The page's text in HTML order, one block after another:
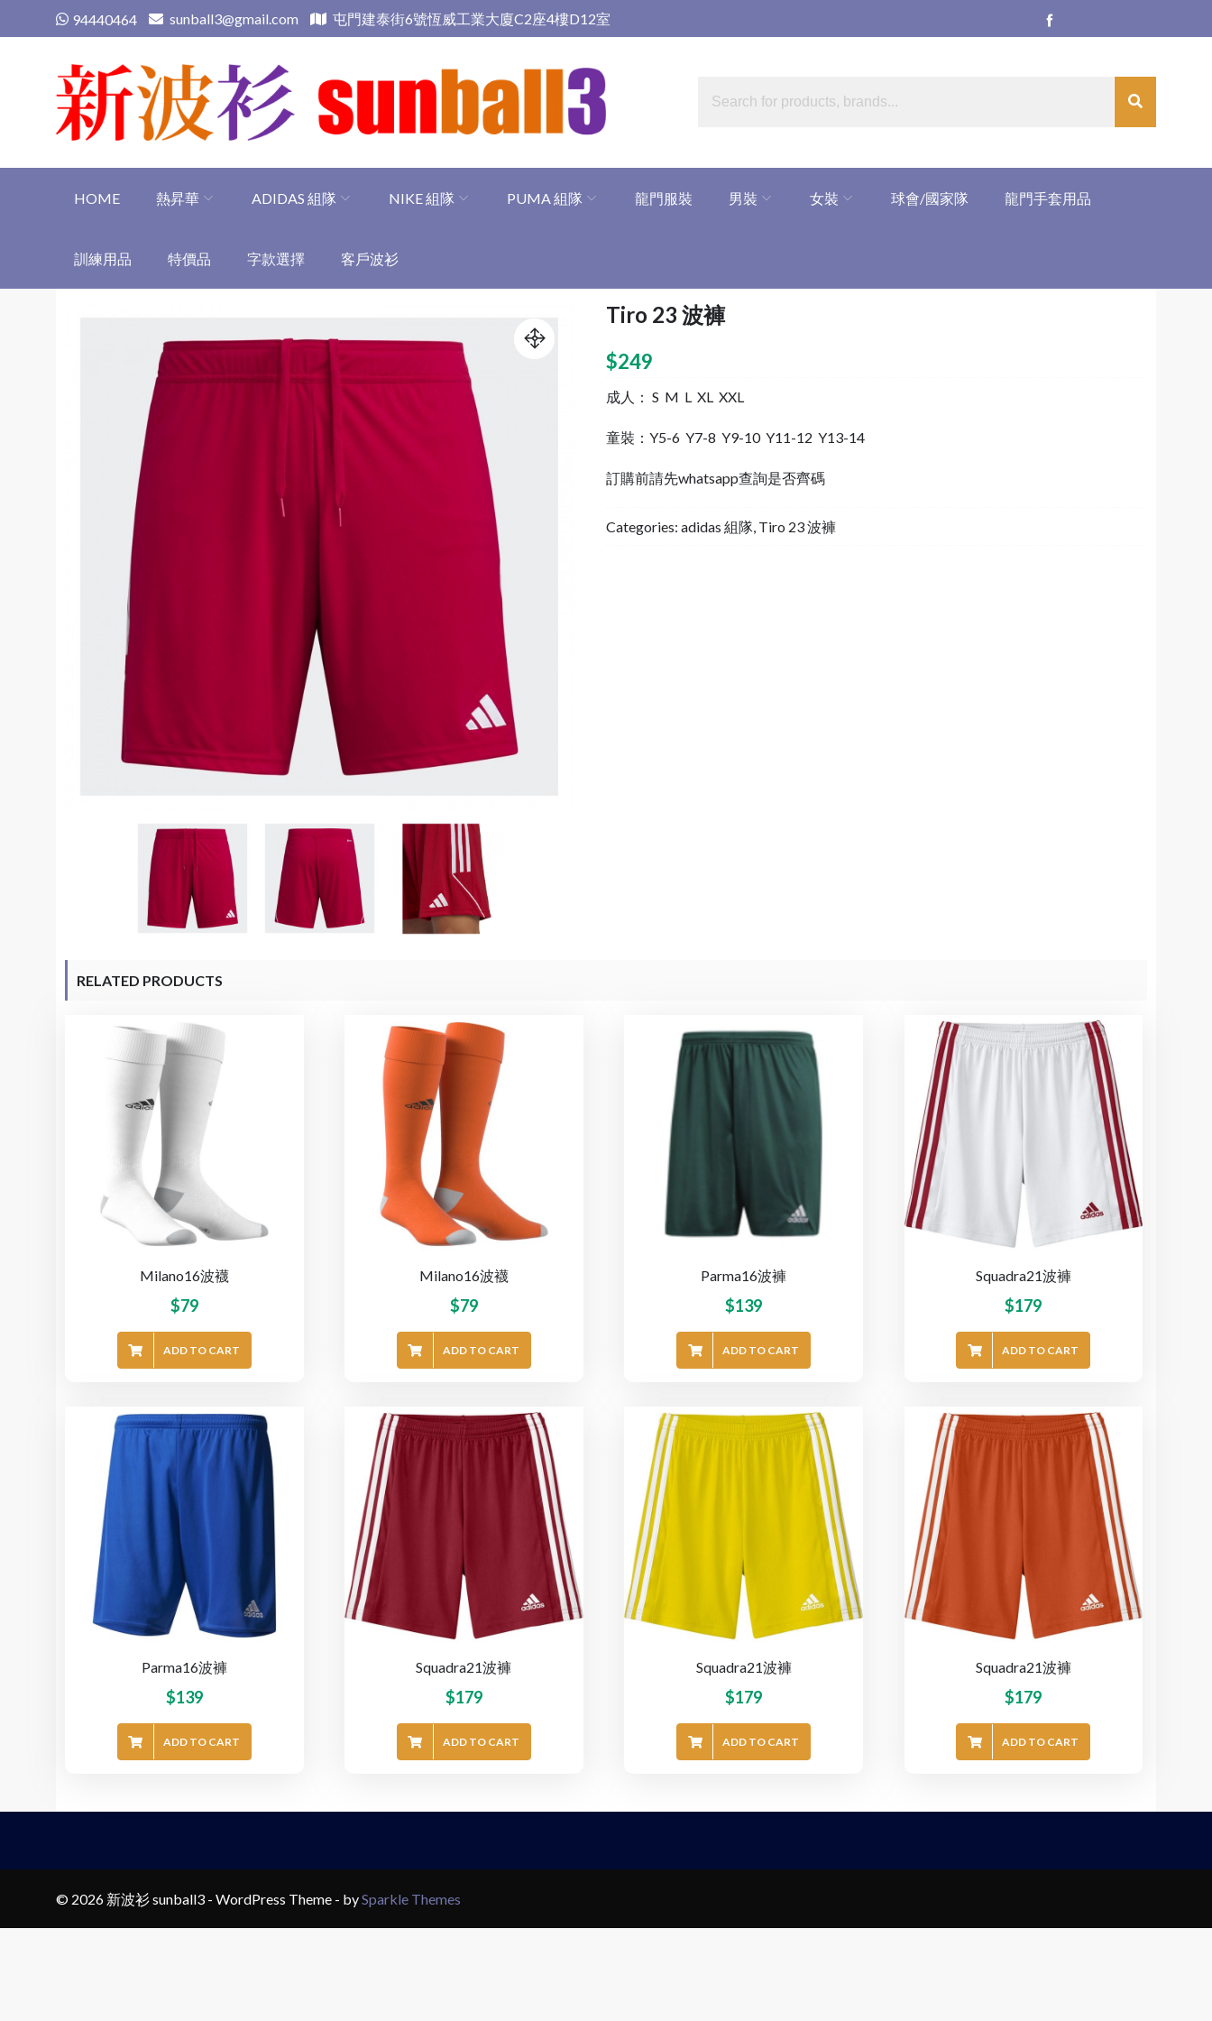
to
94440464 sunball3@gmail.com 屯門建泰街6號恆威工業大廈C2座4樓D12室
HOME 熱昇華 ADIDAS 組隊 NIKE 組隊 PUMA 組隊 龍門服裝 男裝 女裝 球會/國家隊 龍門手套用品
訓練用品 特價品 字款選擇 客戶波衫
Tiro 23 波褲
$249
成人： S M L XL XXL
童裝：Y5-6 Y7-8 Y9-10 Y11-12 Y13-14
訂購前請先whatsapp查詢是否齊碼
Categories: adidas 組隊 Tiro 23 波褲
RELATED PRODUCTS
Milano16波襪
$79
ADD TO CART
Milano16波襪
$79
ADD TO CART
Parma16波褲
$139
ADD TO CART
Squadra21波褲
$179
ADD TO CART
Parma16波褲
$139
ADD TO CART
Squadra21波褲
$179
ADD TO CART
Squadra21波褲
$179
ADD TO CART
Squadra21波褲
$179
ADD TO CART
© 2026 新波衫 sunball3 - WordPress Theme - bySparkle Themes